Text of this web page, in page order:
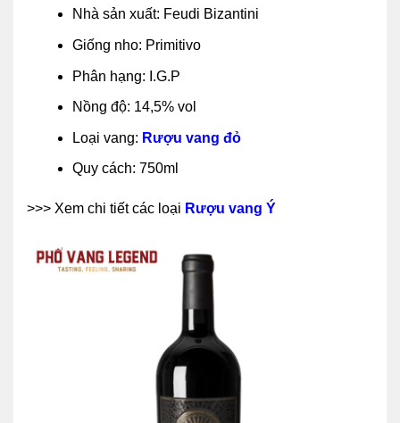
Nhà sản xuất: Feudi Bizantini
Giống nho: Primitivo
Phân hạng: I.G.P
Nồng độ: 14,5% vol
Loại vang: Rượu vang đỏ
Quy cách: 750ml
>>> Xem chi tiết các loại Rượu vang Ý